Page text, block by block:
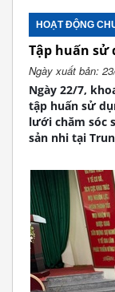
HOẠT ĐỘNG
Tập huấn
Ngày xuất bản:
Ngày 22/7,
tập huấn sử
lưới chăm sóc
sản nhi tại